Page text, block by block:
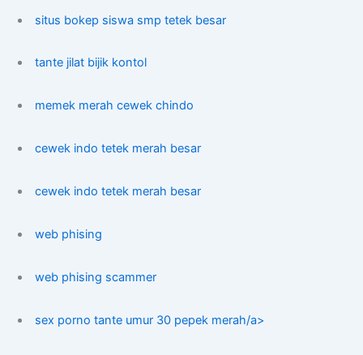
situs bokep siswa smp tetek besar
tante jilat bijik kontol
memek merah cewek chindo
cewek indo tetek merah besar
cewek indo tetek merah besar
web phising
web phising scammer
sex porno tante umur 30 pepek merah/a>